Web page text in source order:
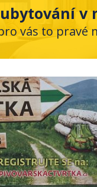
v
vás to pravé